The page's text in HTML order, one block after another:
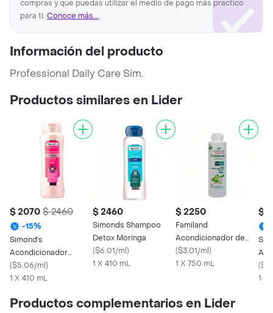
compras y que puedas utilizar el medio de pago más practico
para ti. Conoce más...
Información del producto
Professional Daily Care Sim.
Productos similares en Lider
$ 2070 $ 2460
-15%
Simond's
Acondicionador
Antioxidante Keratina
y Vitamina E
($5.06/ml)
1 X 410 mL
$ 2460
Simonds Shampoo
Detox Moringa
($6.01/ml)
1 X 410 mL
$ 2250
Familand
Acondicionador de
Moringa
($3.01/ml)
1 X 750 mL
$
(
1 x
Productos complementarios en Lider